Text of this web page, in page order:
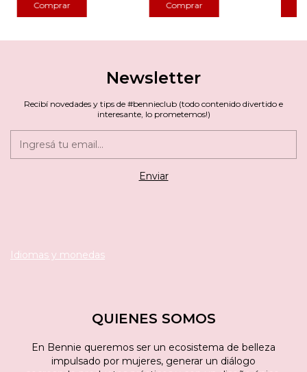
Newsletter
Recibí novedades y tips de #bennieclub (todo contenido divertido e
interesante, lo prometemos!)
Idiomas y monedas
QUIENES SOMOS
En Bennie queremos ser un ecosistema de belleza
impulsado por mujeres, generar un diálogo